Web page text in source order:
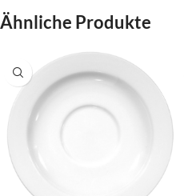
Ähnliche Produkte